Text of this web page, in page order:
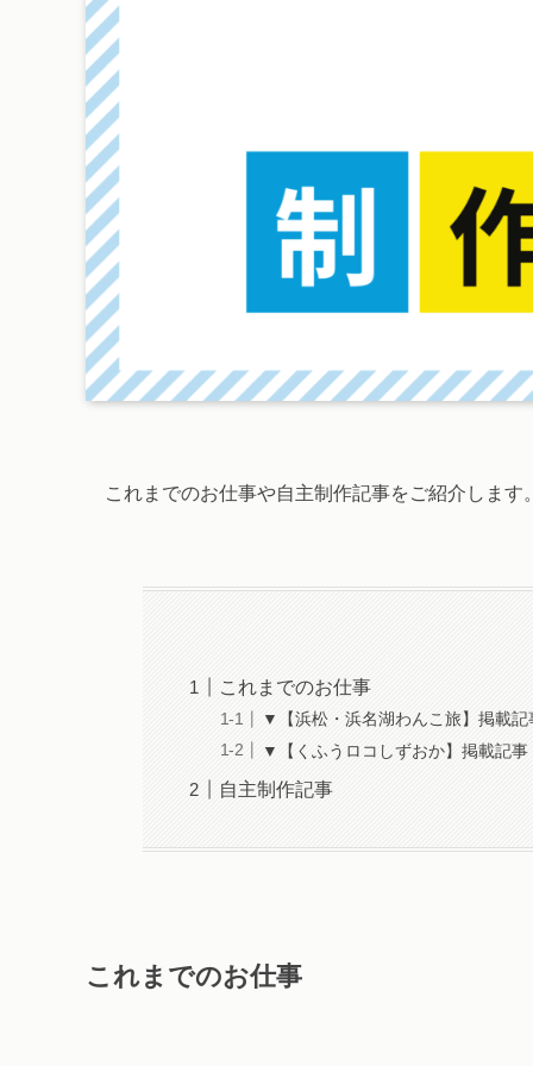
これまでのお仕事や自主制作記事をご紹介します
これまでのお仕事
▼【浜松・浜名湖わんこ旅】掲載記
▼【くふうロコしずおか】掲載記事
自主制作記事
これまでのお仕事